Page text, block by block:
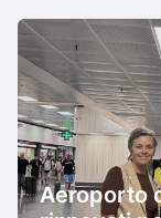
Aeroporto